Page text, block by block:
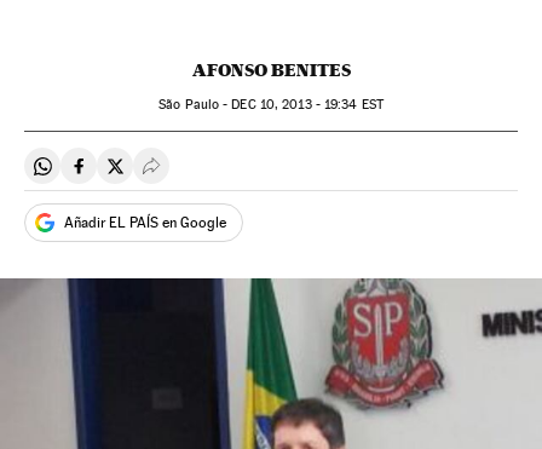
AFONSO BENITES
São Paulo -DEC10, 2013 - 19:34 EST
Compartir en Whatsapp
Compartir en Facebook
Compartir en Twitter
Desplegar Redes Sociales
Añadir EL PAÍS en Google